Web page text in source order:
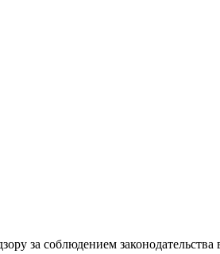
за соблюдением